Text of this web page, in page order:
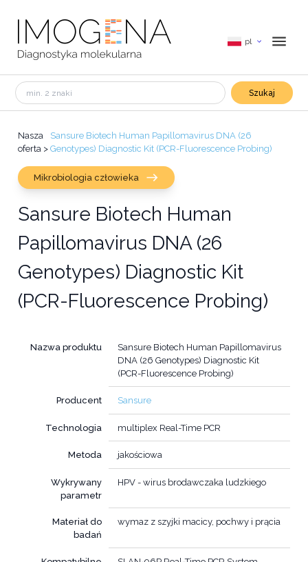
pl
Szukaj
Nasza
oferta >
Sansure Biotech Human Papillomavirus DNA (26
Genotypes) Diagnostic Kit (PCR-Fluorescence Probing)
Mikrobiologia człowieka
Sansure Biotech Human
Papillomavirus DNA (26
Genotypes) Diagnostic Kit
(PCR-Fluorescence Probing)
Nazwa produktu
Sansure Biotech Human Papillomavirus
DNA (26 Genotypes) Diagnostic Kit
(PCR-Fluorescence Probing)
Producent Sansure
Technologia multiplex Real-Time PCR
Metoda jakościowa
Wykrywany
parametr
HPV - wirus brodawczaka ludzkiego
Materiał do
badań
wymaz z szyjki macicy, pochwy i prącia